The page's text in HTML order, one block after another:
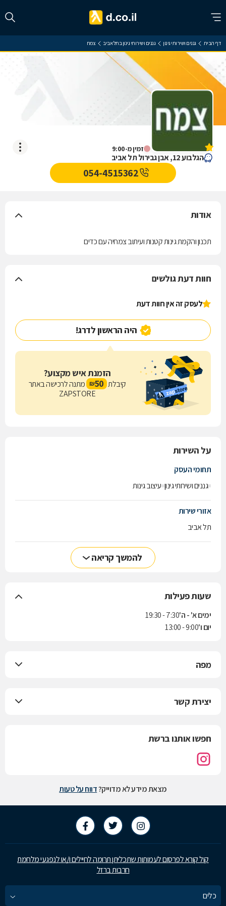
דף הבית גננים ושירותי גינון גננים ושירותי גינון בתל אביב צמח
זמין מ-9:00
צמח
הגלבוע 12, אבן גבירול תל אביב
054-4515362
אודות
תכנון והקמת גינות קטנות ועיתוב צמחיה עם כדים
חוות דעת גולשים
לעסק זה אין חוות דעת
היה הראשון לדרג!
הזמנת איש מקצוע?
קיבלת 50
₪ מתנה לרכישה באתר
ZAPSTORE
על השירות
תחומי העסק
גננים ושירותי גינון עיצוב גינות
אזורי שירות
תל אביב
להמשך קריאה
שעות פעילות
ימים א' - ה'7:30 - 19:30
יום ו'9:00 - 13:00
מפה
יצירת קשר
חפשו אותנו ברשת
מצאת מידע לא מדוייק?דווח על טעות
קול קורא לפרסום לעמותות שתכליתן תרומה לחיילים ו/או לנפגעי מלחמת
חרבות ברזל
כלים